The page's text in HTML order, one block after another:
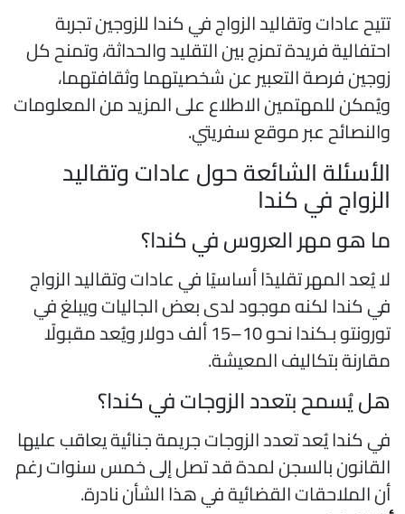
عادات وتقاليد الزواج في كندا للزوجين تجربة
فريدة تمزج بين التقليد والحداثة، وتمنح كل
فرصة التعبير عن شخصيتهما وثقافتهما،
للمهتمين الاطلاع على المزيد من المعلومات
عبر موقع سفريتي.
الشائعة حول عادات وتقاليد
في كندا
هو مهر العروس في كندا؟
يُعد المهر تقليدًا أساسيًا في عادات وتقاليد الزواج
كندا لكنه موجود لدى بعض الجاليات ويبلغ في
تورونتو بـكندا نحو 10–15 ألف دولار ويُعد مقبولًا
بتكاليف المعيشة.
يُسمح بتعدد الزوجات في كندا؟
كندا يُعد تعدد الزوجات جريمة جنائية يعاقب عليها
بالسجن لمدة قد تصل إلى خمس سنوات رغم
الملاحقات القضائية في هذا الشأن نادرة.